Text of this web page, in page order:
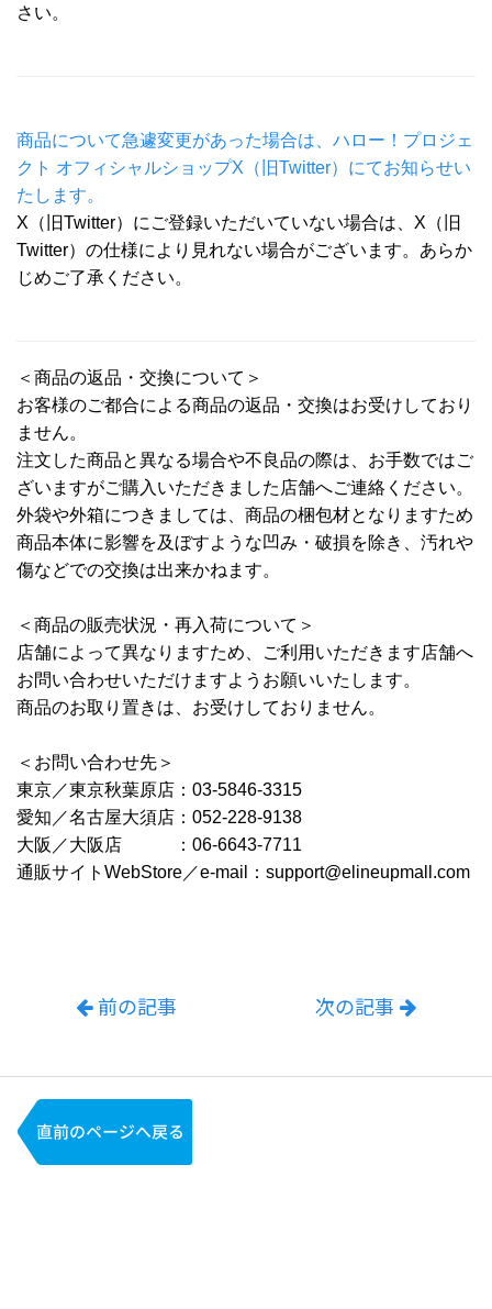
さい。
商品について急遽変更があった場合は、ハロー！プロジェ
クト オフィシャルショップX（旧Twitter）にてお知らせい
たします。
X（旧Twitter）にご登録いただいていない場合は、X（旧
Twitter）の仕様により見れない場合がございます。あらか
じめご了承ください。
＜商品の返品・交換について＞
お客様のご都合による商品の返品・交換はお受けしており
ません。
注文した商品と異なる場合や不良品の際は、お手数ではご
ざいますがご購入いただきました店舗へご連絡ください。
外袋や外箱につきましては、商品の梱包材となりますため
商品本体に影響を及ぼすような凹み・破損を除き、汚れや
傷などでの交換は出来かねます。
＜商品の販売状況・再入荷について＞
店舗によって異なりますため、ご利用いただきます店舗へ
お問い合わせいただけますようお願いいたします。
商品のお取り置きは、お受けしておりません。
＜お問い合わせ先＞
東京／東京秋葉原店：03-5846-3315
愛知／名古屋大須店：052-228-9138
大阪／大阪店 ：06-6643-7711
通販サイトWebStore／e-mail：support@elineupmall.com
前の記事 次の記事